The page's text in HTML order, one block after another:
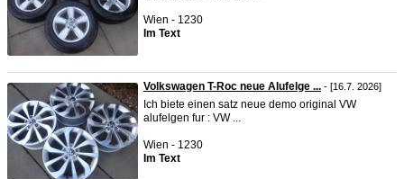
Wien - 1230
Im Text
Volkswagen T-Roc neue Alufelge ... - [16.7. 2026]
Ich biete einen satz neue demo original VW
alufelgen fur : VW ...
Wien - 1230
Im Text